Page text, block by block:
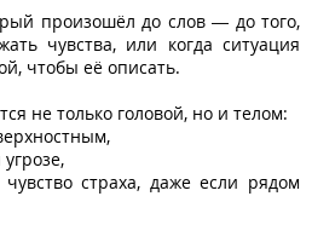
произошёл до слов — до того,
чувства, или когда ситуация
чтобы её описать.
не только головой, но и телом:
страха, даже если рядом